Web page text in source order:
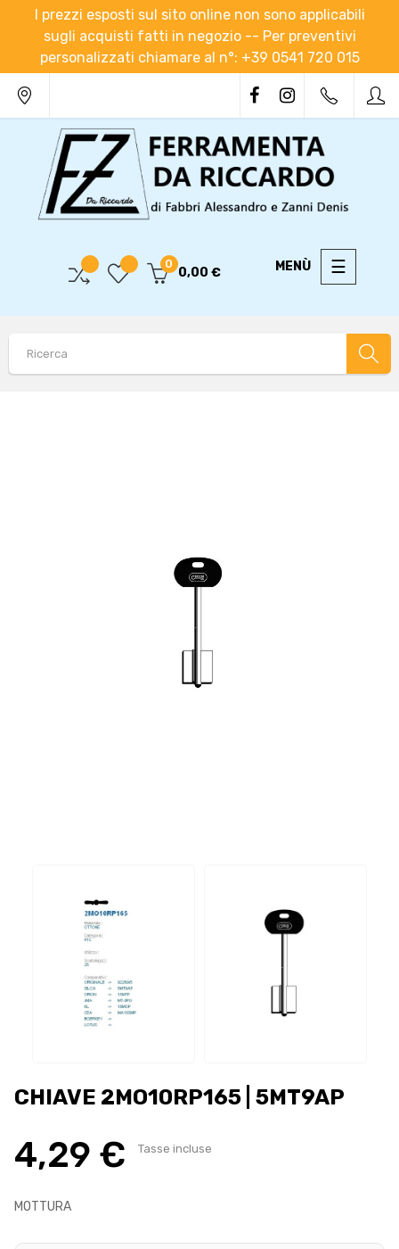
I prezzi esposti sul sito online non sono applicabili
sugli acquisti fatti in negozio -- Per preventivi
personalizzati chiamare al n°: +39 0541 720 015
Toggle
☰
0
0,00 €
CHIAVE 2MO10RP165 | 5MT9AP
4,29 € Tasse incluse
MOTTURA